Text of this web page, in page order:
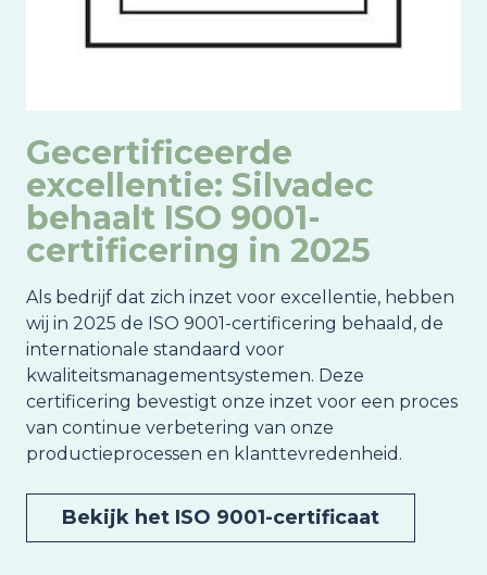
Gecertificeerde
excellentie: Silvadec
behaalt ISO 9001-
certificering in 2025
Als bedrijf dat zich inzet voor excellentie, hebben
wij in 2025 de ISO 9001-certificering behaald, de
internationale standaard voor
kwaliteitsmanagementsystemen. Deze
certificering bevestigt onze inzet voor een proces
van continue verbetering van onze
productieprocessen en klanttevredenheid.
Bekijk het ISO 9001-certificaat